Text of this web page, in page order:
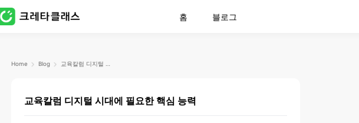
홈 블로그
Home Blog
교육칼럼 디지털 시대에 필요한 핵심 능력